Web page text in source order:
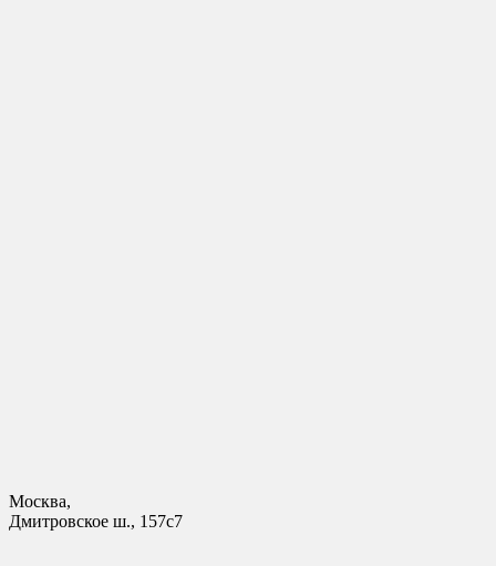
Москва,
Дмитровское ш., 157с7